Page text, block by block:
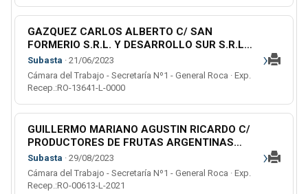
GAZQUEZ CARLOS ALBERTO C/ SAN
FORMERIO S.R.L. Y DESARROLLO SUR S.R.L.
S/ ORDINARIO (L)
Subasta · 21/06/2023
Cámara del Trabajo - Secretaría Nº1 - General Roca · Exp.
Recep.:RO-13641-L-0000
›
GUILLERMO MARIANO AGUSTIN RICARDO C/
PRODUCTORES DE FRUTAS ARGENTINAS
COOP. DE SEGUROS LTDA. S/ EJECUCION -
EJECUCION
Subasta · 29/08/2023
Cámara del Trabajo - Secretaría Nº1 - General Roca · Exp.
Recep.:RO-00613-L-2021
›